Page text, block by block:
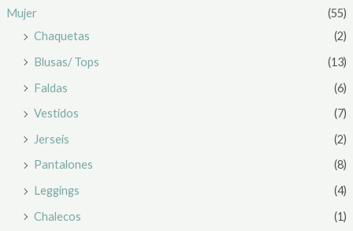
Mujer
(55)
Chaquetas
(2)
Blusas/ Tops
(13)
Faldas
(6)
Vestidos
(7)
Jerseis
(2)
Pantalones
(8)
Leggings
(4)
Chalecos
(1)